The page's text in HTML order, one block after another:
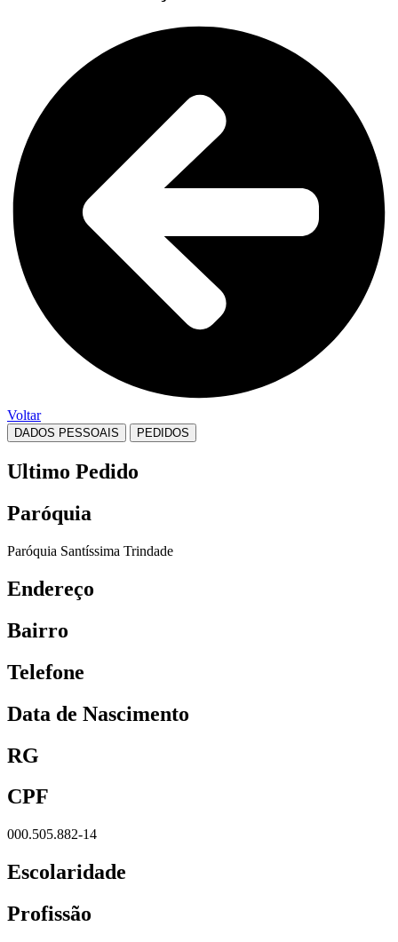
Voltar
DADOS PESSOAIS PEDIDOS
Ultimo Pedido
Paróquia
Paróquia Santíssima Trindade
Endereço
Bairro
Telefone
Data de Nascimento
RG
CPF
000.505.882-14
Escolaridade
Profissão